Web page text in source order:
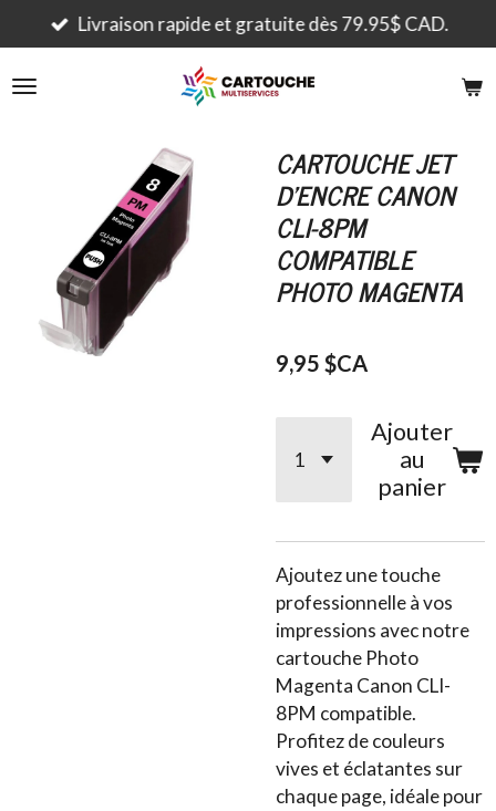
Passer
au
contenu
Livraison rapide et gratuite dès 79.95$ CAD.
CARTOUCHE JET
D'ENCRE CANON
CLI-8PM
COMPATIBLE
PHOTO MAGENTA
9,95 $CA
Ajouter
au
panier
Ajoutez une touche
professionnelle à vos
impressions avec notre
cartouche Photo
Magenta Canon CLI-
8PM compatible.
Profitez de couleurs
vives et éclatantes sur
chaque page, idéale pour